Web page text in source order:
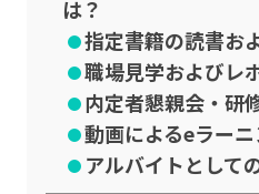
は？
指定書籍の読書お
職場見学およびレ
内定者懇親会・研
動画によるeラー
アルバイトとして